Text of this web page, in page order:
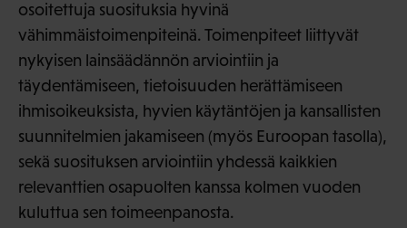
osoitettuja suosituksia hyvinä
vähimmäistoimenpiteinä. Toimenpiteet liittyvät
nykyisen lainsäädännön arviointiin ja
täydentämiseen, tietoisuuden herättämiseen
ihmisoikeuksista, hyvien käytäntöjen ja kansallisten
suunnitelmien jakamiseen (myös Euroopan tasolla),
sekä suosituksen arviointiin yhdessä kaikkien
relevanttien osapuolten kanssa kolmen vuoden
kuluttua sen toimeenpanosta.